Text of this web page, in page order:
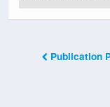
Publication